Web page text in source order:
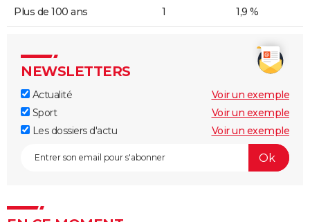
Plus de 100 ans 1 1,9 %
NEWSLETTERS
Actualité
Voir un exemple
Sport
Voir un exemple
Les dossiers d'actu
Voir un exemple